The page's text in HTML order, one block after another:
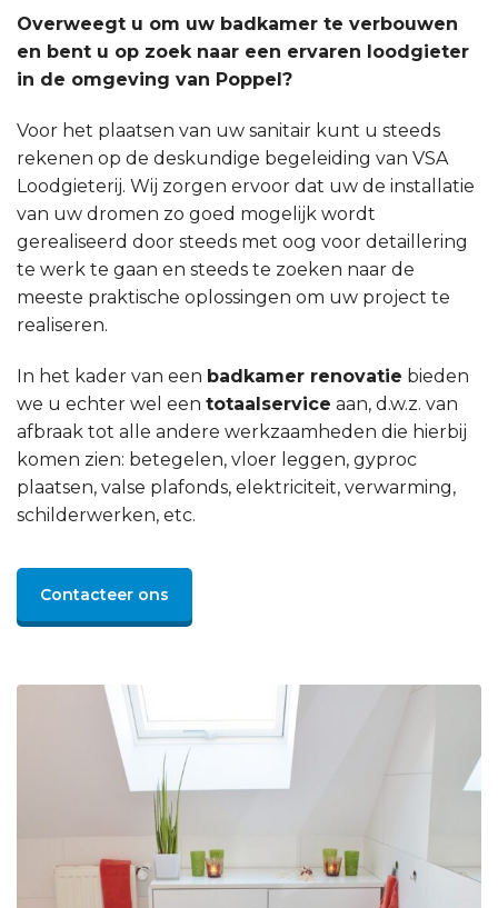
Overweegt u om uw badkamer te verbouwen
en bent u op zoek naar een ervaren loodgieter
in de omgeving van Poppel?
Voor het plaatsen van uw sanitair kunt u steeds
rekenen op de deskundige begeleiding van VSA
Loodgieterij. Wij zorgen ervoor dat uw de installatie
van uw dromen zo goed mogelijk wordt
gerealiseerd door steeds met oog voor detaillering
te werk te gaan en steeds te zoeken naar de
meeste praktische oplossingen om uw project te
realiseren.
In het kader van een badkamer renovatie bieden
we u echter wel een totaalservice aan, d.w.z. van
afbraak tot alle andere werkzaamheden die hierbij
komen zien: betegelen, vloer leggen, gyproc
plaatsen, valse plafonds, elektriciteit, verwarming,
schilderwerken, etc.
Contacteer ons